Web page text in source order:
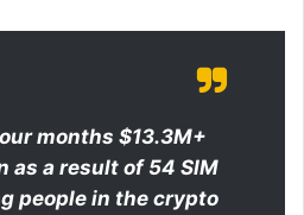
months $13.3M+
as a result of 54 SIM
people in the crypto